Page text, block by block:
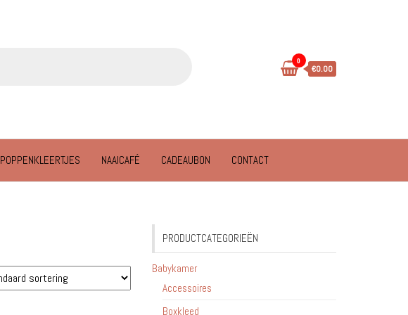
0
€0.00
POPPENKLEERTJES NAAICAFÉ CADEAUBON CONTACT
PRODUCTCATEGORIEËN
Babykamer
Accessoires
Boxkleed